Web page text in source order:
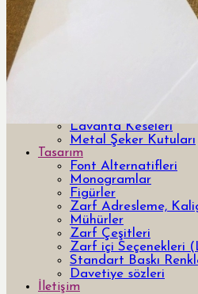
Bekarlığa Veda
Lavanta Keseleri
Metal Şeker Kutuları
Tasarım
Font Alternatifleri
Monogramlar
Figürler
Zarf Adresleme,
Mühürler
Zarf Çeşitleri
Zarf içi Seçenekleri
Standart Baskı
Davetiye sözleri
İletişim